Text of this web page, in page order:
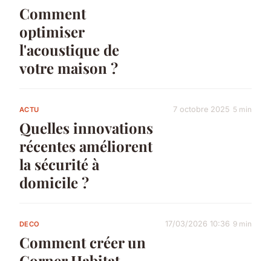
Comment
optimiser
l'acoustique de
votre maison ?
ACTU
Quelles innovations
récentes améliorent
la sécurité à
domicile ?
7 octobre 2025 5 min
DECO
Comment créer un
17/03/2026 10:36 9 min